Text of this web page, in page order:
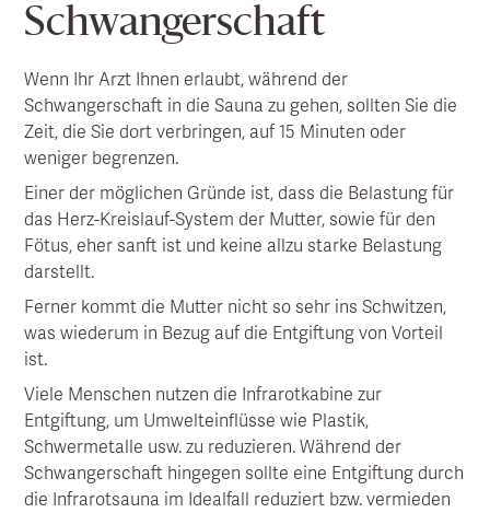
Schwangerschaft
Wenn Ihr Arzt Ihnen erlaubt, während der
Schwangerschaft in die Sauna zu gehen, sollten Sie die
Zeit, die Sie dort verbringen, auf 15 Minuten oder
weniger begrenzen.
Einer der möglichen Gründe ist, dass die Belastung für
das Herz-Kreislauf-System der Mutter, sowie für den
Fötus, eher sanft ist und keine allzu starke Belastung
darstellt.
Ferner kommt die Mutter nicht so sehr ins Schwitzen,
was wiederum in Bezug auf die Entgiftung von Vorteil
ist.
Viele Menschen nutzen die Infrarotkabine zur
Entgiftung, um Umwelteinflüsse wie Plastik,
Schwermetalle usw. zu reduzieren. Während der
Schwangerschaft hingegen sollte eine Entgiftung durch
die Infrarotsauna im Idealfall reduziert bzw. vermieden